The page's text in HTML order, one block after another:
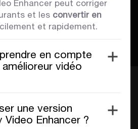
Enhancer peut corriger
et les convertir en
et rapidement.
en compte
vidéo
une version
Video Enhancer ?